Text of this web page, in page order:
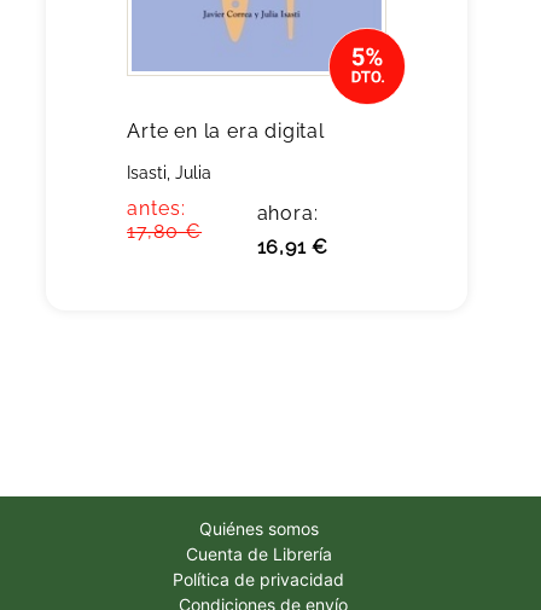
Arte en la era digital
Isasti, Julia
antes:
17,80 €
ahora:
16,91 €
Quiénes somos
Cuenta de Librería
Política de privacidad
Condiciones de envío